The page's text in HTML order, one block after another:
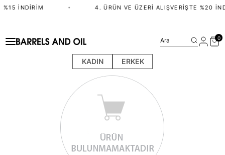
%15 İNDIRIM • 4. ÜRÜN VE ÜZERI ALIŞVERIŞTE %20
KADIN ERKEK
Ara 0